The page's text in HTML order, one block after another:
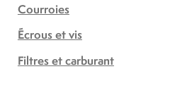
Courroies
Écrous et vis
Filtres et carburant